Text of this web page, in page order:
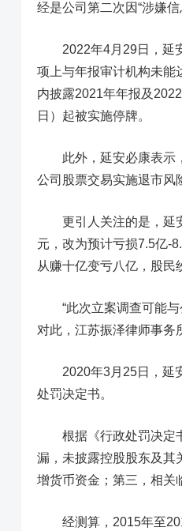
经是公司第二次因“涉嫌
2022年4月29日，延安
项上与年报审计机构未能
内披露2021年年报及
日）起被实施停牌。
此外，延安必康表示，
公司股票交易实施退市风
更引人关注的是，延安
元，改为预计亏损7.5亿-
从赚十亿变亏八亿，股民
“此次立案调查可能与
对此，江苏振泽律师事务
2020年3月25日，延安
处罚决定书。
根据《行政处罚决定书
漏，未披露控股股东及其
增货币资金；第三，相关
经测算，2015年至